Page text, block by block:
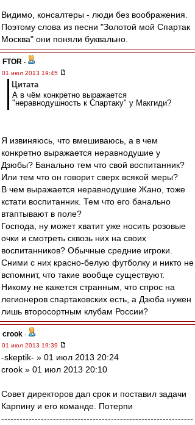
Видимо, консалтеры - люди без воображения.
Поэтому слова из песни "Золотой мой Спартак
Москва" они поняли буквально.
FTOR -
01 июл 2013 19:45
Цитата
А в чём конкретно выражается
"неравнодушность к Спартаку" у Макгиди?
Я извиняюсь, что вмешиваюсь, а в чем
конкретно выражается неравнодушие у
Дзюбы? Банально тем что свой воспитанник?
Или тем что он говорит сверх всякой меры?
В чем выражается неравнодушие Жано, тоже
кстати воспитанник. Тем что его банально
втаптывают в поле?
Господа, ну может хватит уже носить розовые
очки и смотреть сквозь них на своих
воспитанников? Обычные средние игроки.
Сними с них красно-белую футболку и никто не
вспомнит, что такие вообще существуют.
Никому не кажется странным, что спрос на
легионеров спартаковских есть, а Дзюба нужен
лишь второсортным клубам России?
crook -
01 июл 2013 19:39
-skeptik- » 01 июл 2013 20:24
crook » 01 июл 2013 20:10
Совет директоров дал срок и поставил задачи
Карпину и его команде. Потерпи
---------------------------------------------------------------